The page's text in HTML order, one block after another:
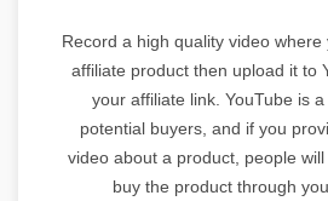
Record a high quality video
affiliate product then upload it to
your affiliate link. YouTube is
potential buyers, and if you
video about a product, people
buy the product through